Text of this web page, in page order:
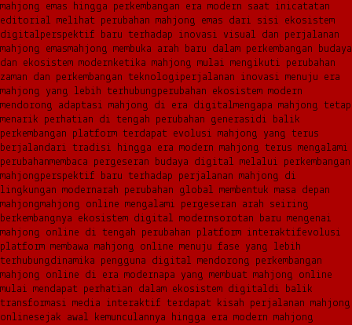
mahjong emas hingga perkembangan era modern saat inicatatan
editorial melihat perubahan mahjong emas dari sisi ekosistem
digitalperspektif baru terhadap inovasi visual dan perjalanan
mahjong emasmahjong membuka arah baru dalam perkembangan budaya
dan ekosistem modernketika mahjong mulai mengikuti perubahan
zaman dan perkembangan teknologiperjalanan inovasi menuju era
mahjong yang lebih terhubungperubahan ekosistem modern
mendorong adaptasi mahjong di era digitalmengapa mahjong tetap
menarik perhatian di tengah perubahan generasidi balik
perkembangan platform terdapat evolusi mahjong yang terus
berjalandari tradisi hingga era modern mahjong terus mengalami
perubahanmembaca pergeseran budaya digital melalui perkembangan
mahjongperspektif baru terhadap perjalanan mahjong di
lingkungan modernarah perubahan global membentuk masa depan
mahjongmahjong online mengalami pergeseran arah seiring
berkembangnya ekosistem digital modernsorotan baru mengenai
mahjong online di tengah perubahan platform interaktifevolusi
platform membawa mahjong online menuju fase yang lebih
terhubungdinamika pengguna digital mendorong perkembangan
mahjong online di era modernapa yang membuat mahjong online
mulai mendapat perhatian dalam ekosistem digitaldi balik
transformasi media interaktif terdapat kisah perjalanan mahjong
onlinesejak awal kemunculannya hingga era modern mahjong